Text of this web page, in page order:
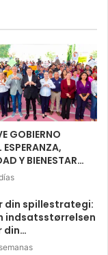
GOBIERNO
ESPERANZA,
Y BIENESTAR…
din spillestrategi:
indsatsstørrelsen
din…